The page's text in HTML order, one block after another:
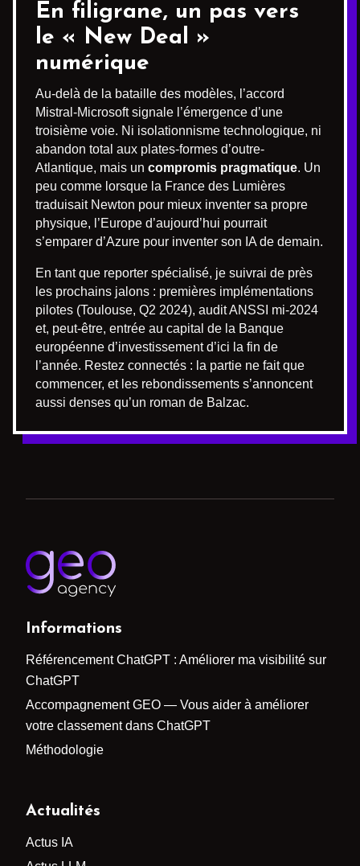
En filigrane, un pas vers
le « New Deal »
numérique
Au-delà de la bataille des modèles, l’accord
Mistral-Microsoft signale l’émergence d’une
troisième voie. Ni isolationnisme technologique, ni
abandon total aux plates-formes d’outre-
Atlantique, mais un compromis pragmatique. Un
peu comme lorsque la France des Lumières
traduisait Newton pour mieux inventer sa propre
physique, l’Europe d’aujourd’hui pourrait
s’emparer d’Azure pour inventer son IA de demain.
En tant que reporter spécialisé, je suivrai de près
les prochains jalons : premières implémentations
pilotes (Toulouse, Q2 2024), audit ANSSI mi-2024
et, peut-être, entrée au capital de la Banque
européenne d’investissement d’ici la fin de
l’année. Restez connectés : la partie ne fait que
commencer, et les rebondissements s’annoncent
aussi denses qu’un roman de Balzac.
Informations
Référencement ChatGPT : Améliorer ma visibilité sur
ChatGPT
Accompagnement GEO — Vous aider à améliorer
votre classement dans ChatGPT
Méthodologie
Actualités
Actus IA